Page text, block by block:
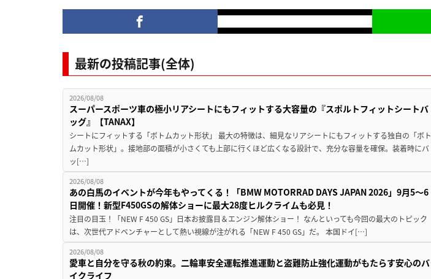
最新の投稿記事(全体)
2026/08/08
スーパースポーツ車の極小リアシートにもフィットする大容量の『スポルトフィットシートバ
ッグ』【TANAX】
シートにフィットする「ボトムカット形状」 最大の特徴は、細見なリアシートにもフィットする独自の「ボト
ムカット形状」。接地部の面積が小さくても上部に行くほど広くなる設計で、充分な容量を確保。装着時にバ
ッ[…]
2026/08/08
あの白馬のイベントが今年もやってくる！「BMW MOTORRAD DAYS JAPAN 2026」9月5〜6
日開催！新型F450GSの解体ショーに最大28度ヒルクライムも必見！
注目の目玉！「NEW F 450 GS」日本お披露目＆エンジン解体ショー！ なんといっても今回の最大のトピック
は、次世代アドベンチャーとして熱い視線が注がれる「NEW F 450 GS」だ。 本国ドイ[…]
2026/08/08
愛車と自分を守る秋の約束。二輪車安全運転推進運動と盗難防止強化運動がもたらす安心のバ
イクライフ